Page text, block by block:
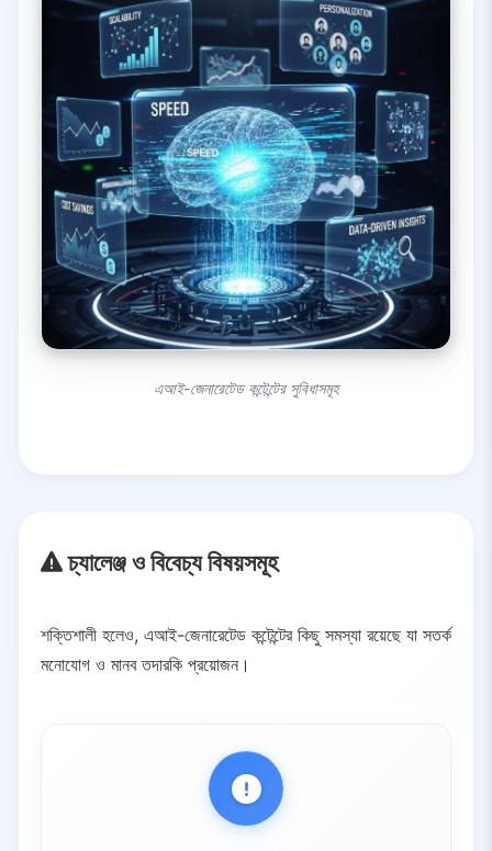
এআই-জেনারেটেড কন্টেন্টের সুবিধাসমূহ
চ্যালেঞ্জ ও বিবেচ্য বিষয়সমূহ
শক্তিশালী হলেও, এআই-জেনারেটেড কন্টেন্টের কিছু সমস্যা রয়েছে যা সতর্ক
মনোযোগ ও মানব তদারকি প্রয়োজন।